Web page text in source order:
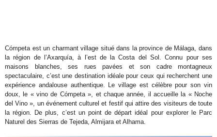
Cómpeta est un charmant village situé dans la province de Málaga, dans
la région de l’Axarquía, à l’est de la Costa del Sol. Connu pour ses
maisons blanches, ses rues pavées et son cadre montagneux
spectaculaire, c’est une destination idéale pour ceux qui recherchent une
expérience andalouse authentique. Le village est célèbre pour son vin
doux, le « vino de Cómpeta », et chaque année, il accueille la « Noche
del Vino », un événement culturel et festif qui attire des visiteurs de toute
la région. De plus, c’est un point de départ idéal pour explorer le Parc
Naturel des Sierras de Tejeda, Almijara et Alhama.